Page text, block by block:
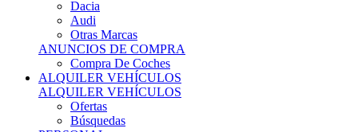
Dacia
Audi
Otras Marcas
ANUNCIOS DE COMPRA
Compra De Coches
ALQUILER VEHÍCULOS
ALQUILER VEHÍCULOS
Ofertas
Búsquedas